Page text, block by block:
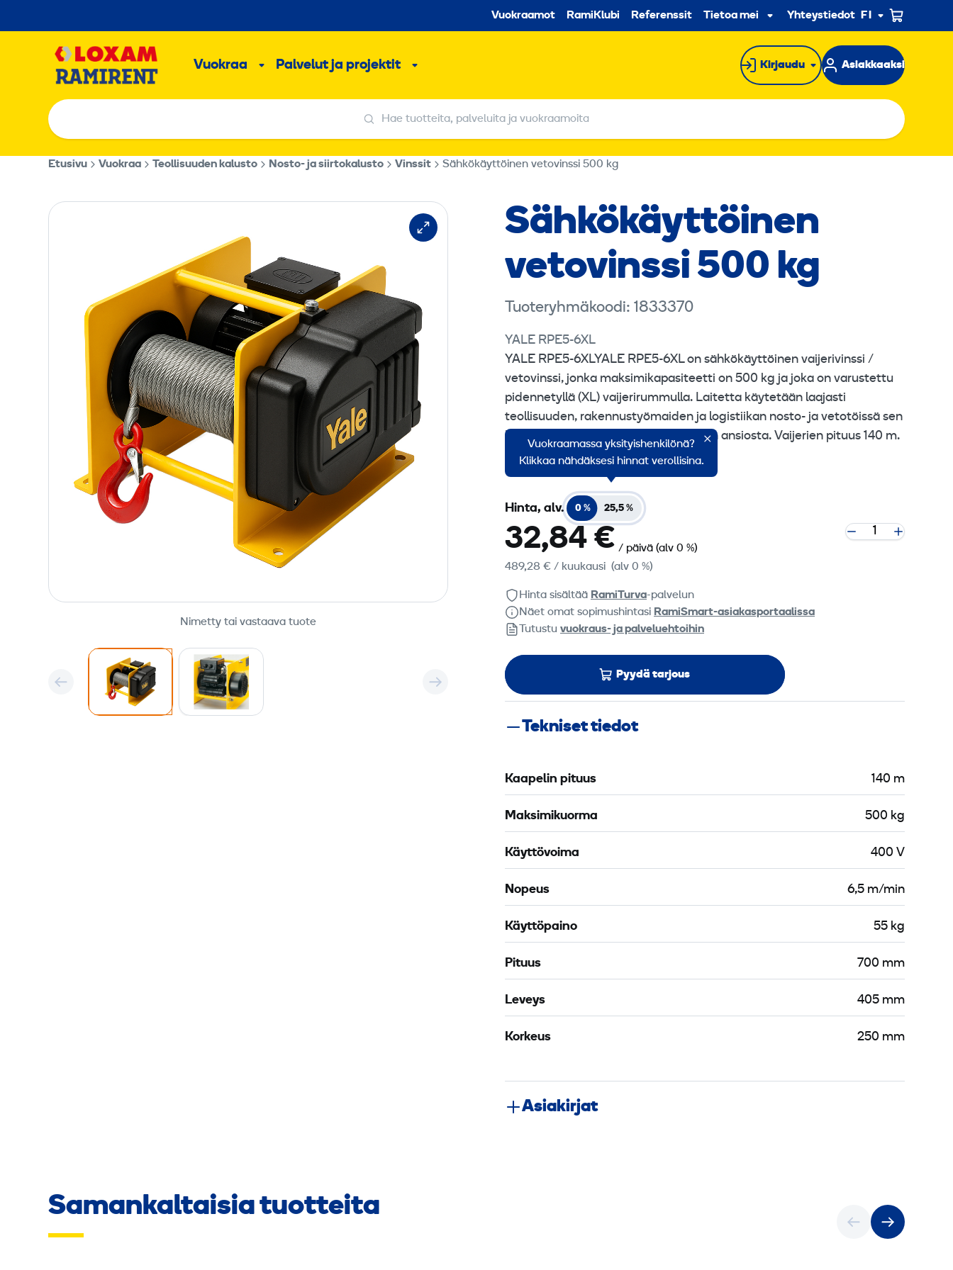
sisältöön
Toissijainen
Vuokraamot RamiKlubi Referenssit Tietoa meistäAlavalikko
Yhteystiedot FI
Vuokraa Alavalikko
Palvelut ja projektit Alavalikko Kirjaudu Asiakkaaksi
Hae tuotteita, palveluita ja vuokraamoita
Hae tuotteita, palveluita ja vuokraamoita
Etusivu Vuokraa Teollisuuden kalusto Nosto- ja siirtokalusto Vinssit Sähkökäyttöinen vetovinssi 500 kg
Nimetty tai vastaava tuote
Sähkö­käyttöinen
vetovinssi 500 kg
Tuoteryhmäkoodi: 1833370
YALE RPE5-6XL
YALE RPE5-6XLYALE RPE5-6XL on sähkökäyttöinen vaijerivinssi /
vetovinssi, jonka maksimikapasiteetti on 500 kg ja joka on varustettu
pidennetyllä (XL) vaijerirummulla. Laitetta käytetään laajasti
teollisuuden, rakennustyömaiden ja logistiikan nosto- ja vetotöissä sen
kuutiomaisen ja kompaktin rakenteen ansiosta. Vaijerien pituus 140 m.
Kiinnitys: maahanpultattava.
Vuokraamassa yksityishenkilönä?
Klikkaa nähdäksesi hinnat verollisina.
Hinta, alv. 0 % 25,5 %
32,84 € / päivä (alv 0 %)
489,28 € / kuukausi (alv 0 %)
Hinta sisältää RamiTurva-palvelun
Näet omat sopimushintasi RamiSmart-asiakasportaalissa
Tutustu vuokraus- ja palveluehtoihin
Pyydä tarjous
Tekniset tiedot
Kaapelin pituus 140 m
Maksimikuorma 500 kg
Käyttövoima 400 V
Nopeus 6,5 m/min
Käyttöpaino 55 kg
Pituus 700 mm
Leveys 405 mm
Korkeus 250 mm
Asiakirjat
Samankaltaisia tuotteita